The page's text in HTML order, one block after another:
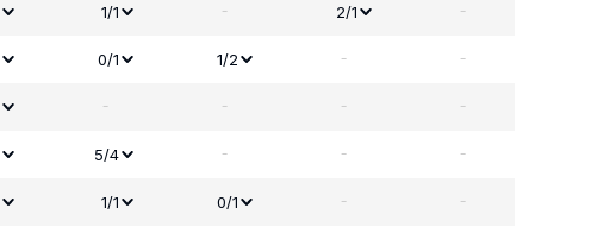
1/1 - 2/1 -
0/1 1/2 - -
- - - -
5/4 - - -
1/1 0/1 - -